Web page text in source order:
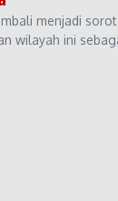
menjadi
wilayah ini